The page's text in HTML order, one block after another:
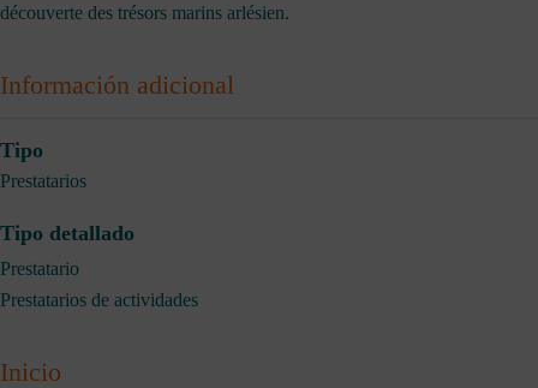
découverte des trésors marins arlésien.
Información adicional
Tipo
Prestatarios
Tipo detallado
Prestatario
Prestatarios de actividades
Inicio